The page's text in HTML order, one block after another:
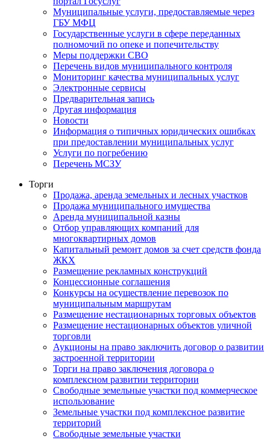
Муниципальные услуги, предоставляемые через
ГБУ МФЦ
Государственные услуги в сфере переданных
полномочий по опеке и попечительству
Меры поддержки СВО
Перечень видов муниципального контроля
Мониторинг качества муниципальных услуг
Электронные сервисы
Предварительная запись
Другая информация
Новости
Информация о типичных юридических ошибках
при предоставлении муниципальных услуг
Услуги по погребению
Перечень МСЗУ
Торги
Продажа, аренда земельных и лесных участков
Продажа муниципального имущества
Аренда муниципальной казны
Отбор управляющих компаний для
многоквартирных домов
Капитальный ремонт домов за счет средств фонда
ЖКХ
Размещение рекламных конструкций
Концессионные соглашения
Конкурсы на осуществление перевозок по
муниципальным маршрутам
Размещение нестационарных торговых объектов
Размещение нестационарных объектов уличной
торговли
Аукционы на право заключить договор о развитии
застроенной территории
Торги на право заключения договора о
комплексном развитии территории
Свободные земельные участки под коммерческое
использование
Земельные участки под комплексное развитие
территорий
Свободные земельные участки